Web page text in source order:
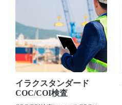
イラクスタンダード
COC/COI検査